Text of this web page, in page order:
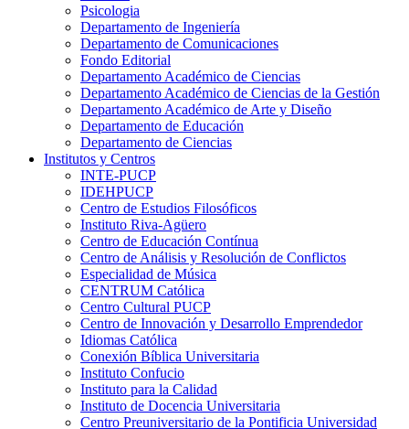
Psicologia
Departamento de Ingeniería
Departamento de Comunicaciones
Fondo Editorial
Departamento Académico de Ciencias
Departamento Académico de Ciencias de la Gestión
Departamento Académico de Arte y Diseño
Departamento de Educación
Departamento de Ciencias
Institutos y Centros
INTE-PUCP
IDEHPUCP
Centro de Estudios Filosóficos
Instituto Riva-Agüero
Centro de Educación Contínua
Centro de Análisis y Resolución de Conflictos
Especialidad de Música
CENTRUM Católica
Centro Cultural PUCP
Centro de Innovación y Desarrollo Emprendedor
Idiomas Católica
Conexión Bíblica Universitaria
Instituto Confucio
Instituto para la Calidad
Instituto de Docencia Universitaria
Centro Preuniversitario de la Pontificia Universidad